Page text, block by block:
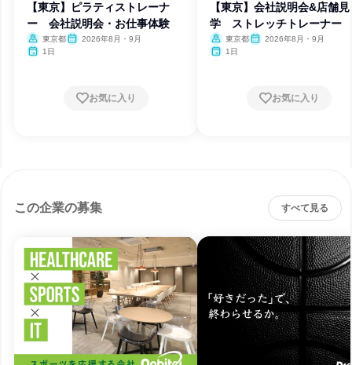
【東京】ピラティストレーナ
ー 会社説明会・お仕事体験
東京都
2026年8月・9月
1日
お気に入り
【東京】会社説明会&店舗見
学 ストレッチトレーナー
東京都
2026年8月・9月
1日
お気に入り
この企業の募集 すべて見る